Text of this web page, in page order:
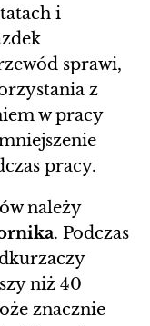
i
sprawi,
z
w pracy
pracy.
należy
. Podczas
niż 40
znacznie